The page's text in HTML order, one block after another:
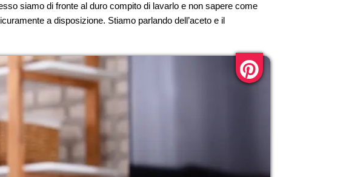
siamo di fronte al duro compito di lavarlo e non sapere come
a disposizione. Stiamo parlando dell’aceto e il